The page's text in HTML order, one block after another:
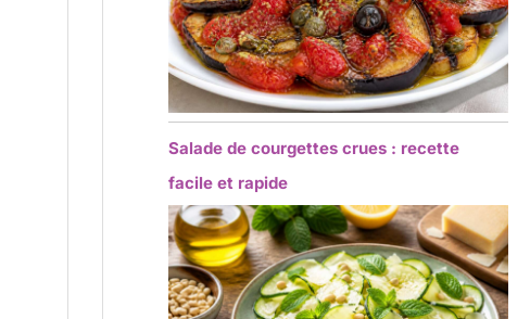
Salade de courgettes crues : recette
facile et rapide